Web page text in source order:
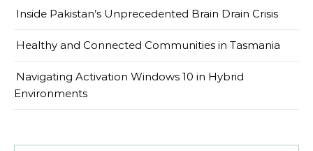
Inside Pakistan’s Unprecedented Brain Drain Crisis
Healthy and Connected Communities in Tasmania
Navigating Activation Windows 10 in Hybrid
Environments